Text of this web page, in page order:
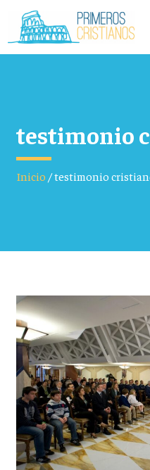
testimonio
Inicio/testimonio